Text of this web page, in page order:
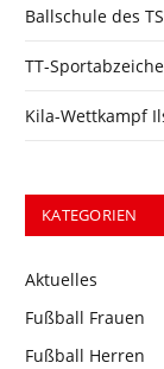
Ballschule des
TT-
Kila-Wettkampf
KATEGORIEN
Aktuelles
Fußball Frauen
Fußball Herren